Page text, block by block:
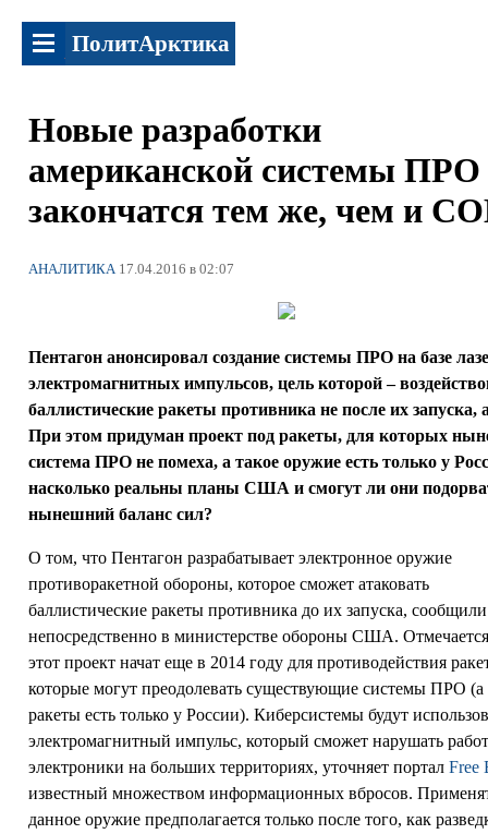
ПолитАрктика
Новые разработки
американской системы ПРО
закончатся тем же, чем и
АНАЛИТИКА 17.04.2016 в 02:07
Пентагон анонсировал создание системы ПРО на базе
электромагнитных импульсов, цель которой –
баллистические ракеты противника не после их запуска,
При этом придуман проект под ракеты, для которых
система ПРО не помеха, а такое оружие есть только у
насколько реальны планы США и смогут ли они
нынешний баланс сил?
О том, что Пентагон разрабатывает электронное оружие
противоракетной обороны, которое сможет атаковать
баллистические ракеты противника до их запуска, сообщили
непосредственно в министерстве обороны США.
этот проект начат еще в 2014 году для противодействия
которые могут преодолевать существующие системы ПРО (а
ракеты есть только у России). Киберсистемы будут
электромагнитный импульс, который сможет нарушать
электроники на больших территориях, уточняет порталFree
известный множеством информационных вбросов.
данное оружие предполагается только после того, как